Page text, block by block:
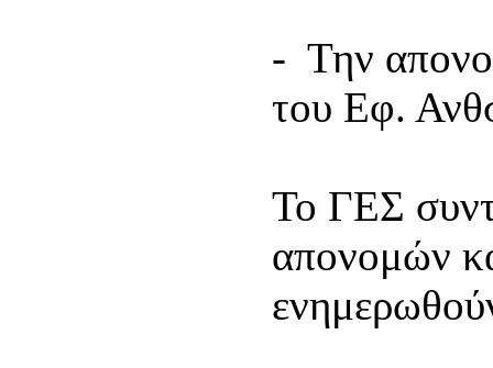
- Την
του Εφ.
Το ΓΕΣ
απονομών